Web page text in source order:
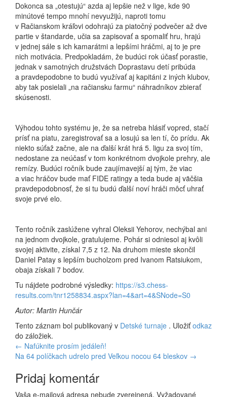
Dokonca sa „otestujú“ azda aj lepšie než v lige, kde 90
minútové tempo mnohí nevyužijú, naproti tomu
v Račianskom kráľovi odohrajú za piatočný podvečer až dve
partie v štandarde, učia sa zapisovať a spomaliť hru, hrajú
v jednej sále s ich kamarátmi a lepšími hráčmi, aj to je pre
nich motivácia. Predpokladám, že budúci rok účasť porastie,
jednak v samotných družstvách Doprastavu detí pribúda
a pravdepodobne to budú využívať aj kapitáni z iných klubov,
aby tak posielali „na račiansku farmu“ náhradníkov zbierať
skúsenosti.
Výhodou tohto systému je, že sa netreba hlásiť vopred, stačí
prísť na piatu, zaregistrovať sa a losujú sa len tí, čo prídu. Ak
niekto súťaž začne, ale na ďalší krát hrá 5. ligu za svoj tím,
nedostane za neúčasť v tom konkrétnom dvojkole prehry, ale
remízy. Budúci ročník bude zaujímavejší aj tým, že viac
a viac hráčov bude mať FIDE ratingy a teda bude aj väčšia
pravdepodobnosť, že si tu budú ďalší noví hráči môcť uhrať
svoje prvé elo.
Tento ročník zaslúžene vyhral Oleksii Yehorov, nechýbal ani
na jednom dvojkole, gratulujeme. Pohár si odniesol aj kvôli
svojej aktivite, získal 7,5 z 12. Na druhom mieste skončil
Daniel Patay s lepším bucholzom pred Ivanom Ratsiukom,
obaja získali 7 bodov.
Tu nájdete podrobné výsledky: https://s3.chess-
results.com/tnr1258834.aspx?lan=4&art=4&SNode=S0
Autor: Martin Hunčár
Tento záznam bol publikovaný v Detské turnaje . Uložiťodkaz
do záložiek.
Navigácia
v
článku
← Nafúknite prosím jedáleň!
Na 64 políčkach udrelo pred Veľkou nocou 64 bleskov →
Pridaj komentár
Vaša e-mailová adresa nebude zverejnená. Vyžadované